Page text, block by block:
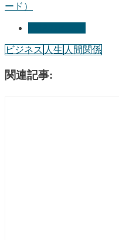
ード）
ビジネス 人生 人間関係
関連記事: